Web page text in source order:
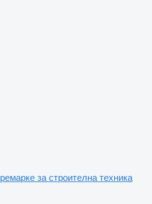
ремарке за строителна техника